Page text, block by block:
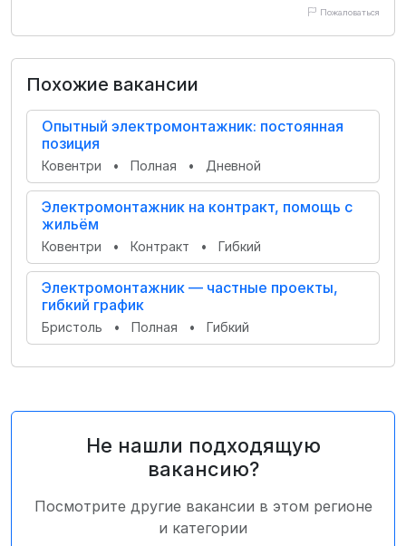
Пожаловаться
Похожие вакансии
Опытный электромонтажник: постоянная
позиция
Ковентри • Полная • Дневной
Электромонтажник на контракт, помощь с
жильём
Ковентри • Контракт • Гибкий
Электромонтажник — частные проекты,
гибкий график
Бристоль • Полная • Гибкий
Не нашли подходящую
вакансию?
Посмотрите другие вакансии в этом регионе
и категории